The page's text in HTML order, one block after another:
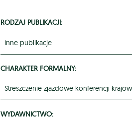
RODZAJ PUBLIKACJI:
inne publikacje
CHARAKTER FORMALNY:
Streszczenie zjazdowe konferencji
WYDAWNICTWO: